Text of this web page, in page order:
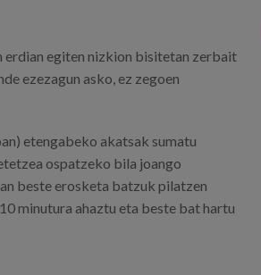
erdian egiten nizkion bisitetan zerbait
ezezagun asko, ez zegoen
etengabeko akatsak sumatu
ospatzeko bila joango
beste erosketa batzuk pilatzen
minutura ahaztu eta beste bat hartu